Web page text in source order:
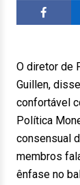
O diretor de
Guillen,
confortável
Política
consensual
membros
ênfase no